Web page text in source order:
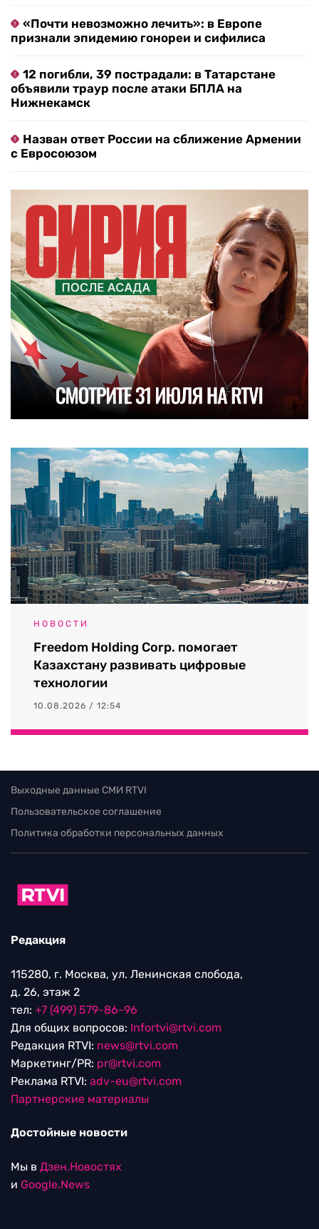
«Почти невозможно лечить»: в Европе
признали эпидемию гонореи и сифилиса
12 погибли, 39 пострадали: в Татарстане
объявили траур после атаки БПЛА на
Нижнекамск
Назван ответ России на сближение Армении
с Евросоюзом
НОВОСТИ
Freedom Holding Corp. помогает
Казахстану развивать цифровые
технологии
10.08.2026 / 12:54
Выходные данные СМИ RTVI
Пользовательское соглашение
Политика обработки персональных данных
Редакция
115280, г. Москва, ул. Ленинская слобода,
д. 26, этаж 2
тел: +7 (499) 579-86-96
Для общих вопросов: Infortvi@rtvi.com
Редакция RTVI: news@rtvi.com
Маркетинг/PR: pr@rtvi.com
Реклама RTVI: adv-eu@rtvi.com
Партнерские материалы
Достойные новости
Мы в Дзен.Новостях
и Google.News